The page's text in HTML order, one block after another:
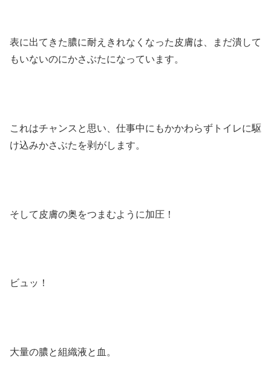
表に出てきた膿に耐えきれなくなった皮膚は、まだ潰して
もいないのにかさぶたになっています。
これはチャンスと思い、仕事中にもかかわらずトイレに駆
け込みかさぶたを剥がします。
そして皮膚の奥をつまむように加圧！
ビュッ！
大量の膿と組織液と血。